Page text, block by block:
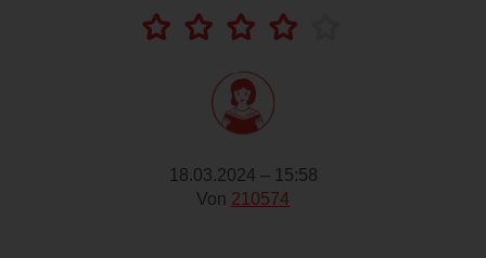
18.03.2024 – 15:58
Von 210574